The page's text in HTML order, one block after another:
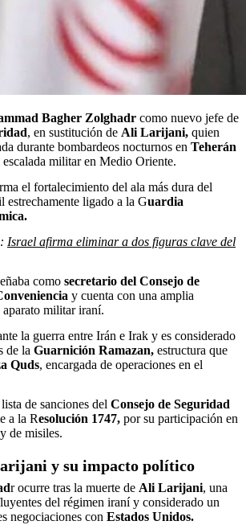
Bagher Zolghadr como nuevo jefe de
, en sustitución de Ali Larijani, quien
durante bombardeos nocturnos en Teherán
militar en Medio Oriente.
el fortalecimiento del ala más dura del
estrechamente ligado a la Guardia
Israel afirma eliminar a dos figuras clave del
como secretario del Consejo de
y cuenta con una amplia
militar iraní.
la guerra entre Irán e Irak y es considerado
de la Guarnición Ramazan, estructura que
Quds, encargada de operaciones en el
de sanciones del Consejo de Seguridad
a la Resolución 1747, por su participación en
de misiles.
y su impacto político
r ocurre tras la muerte de Ali Larijani, una
del régimen iraní y considerado un
negociaciones con Estados Unidos.